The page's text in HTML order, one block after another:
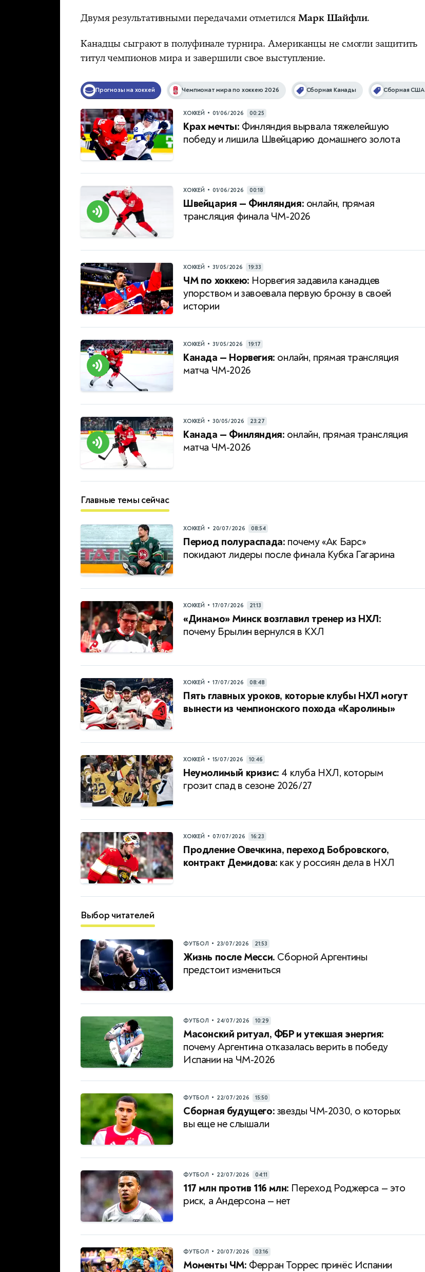
Двумя результативными передачами отметилсяМарк Шайфли.
Канадцы сыграют в полуфинале турнира. Американцы не смогли защитить
титул чемпионов мира и завершили свое выступление.
Прогнозы на хоккей Чемпионат мира по хоккею 2026 Сборная Канады Сборная США
ХОККЕЙ • 01/06/2026 00:25
Крах мечты: Финляндия вырвала тяжелейшую
победу и лишила Швейцарию домашнего золота
ХОККЕЙ • 01/06/2026 00:18
Швейцария — Финляндия: онлайн, прямая
трансляция финала ЧМ-2026
ХОККЕЙ • 31/05/2026 19:33
ЧМ по хоккею: Норвегия задавила канадцев
упорством и завоевала первую бронзу в своей
истории
ХОККЕЙ • 31/05/2026 19:17
Канада — Норвегия: онлайн, прямая трансляция
матча ЧМ-2026
ХОККЕЙ • 30/05/2026 23:27
Канада — Финляндия: онлайн, прямая трансляция
матча ЧМ-2026
Главные темы сейчас
ХОККЕЙ • 20/07/2026 08:54
Период полураспада: почему «Ак Барс»
покидают лидеры после финала Кубка Гагарина
ХОККЕЙ • 17/07/2026 21:13
«Динамо» Минск возглавил тренер из НХЛ:
почему Брылин вернулся в КХЛ
ХОККЕЙ • 17/07/2026 08:48
Пять главных уроков, которые клубы НХЛ могут
вынести из чемпионского похода «Каролины»
ХОККЕЙ • 15/07/2026 10:46
Неумолимый кризис: 4 клуба НХЛ, которым
грозит спад в сезоне 2026/27
ХОККЕЙ • 07/07/2026 16:23
Продление Овечкина, переход Бобровского,
контракт Демидова: как у россиян дела в НХЛ
Выбор читателей
ФУТБОЛ • 23/07/2026 21:53
Жизнь после Месси. Сборной Аргентины
предстоит измениться
ФУТБОЛ • 24/07/2026 10:29
Масонский ритуал, ФБР и утекшая энергия:
почему Аргентина отказалась верить в победу
Испании на ЧМ-2026
ФУТБОЛ • 22/07/2026 15:50
Сборная будущего: звезды ЧМ‑2030, о которых
вы еще не слышали
ФУТБОЛ • 22/07/2026 04:11
117 млн против 116 млн: Переход Роджерса — это
риск, а Андерсона — нет
ФУТБОЛ • 20/07/2026 03:16
Моменты ЧМ: Ферран Торрес принёс Испании